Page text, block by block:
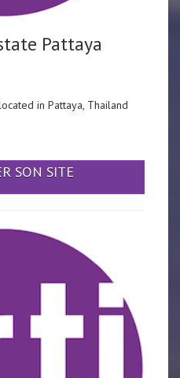
Pattaya
in Pattaya, Thailand
SON SITE